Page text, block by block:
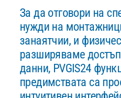
За да отговори на
нужди на
занаятчии, и
разширяваме
данни, PVGIS24
предимствата са